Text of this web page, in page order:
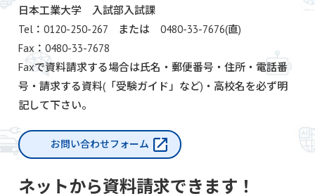
日本工業大学 入試部入試課
Tel：0120-250-267 または 0480-33-7676(直)
Fax：0480-33-7678
Faxで資料請求する場合は氏名・郵便番号・住所・電話番
号・請求する資料(「受験ガイド」など)・高校名を必ず明
記して下さい。
お問い合わせフォーム
ネットから資料請求できます！